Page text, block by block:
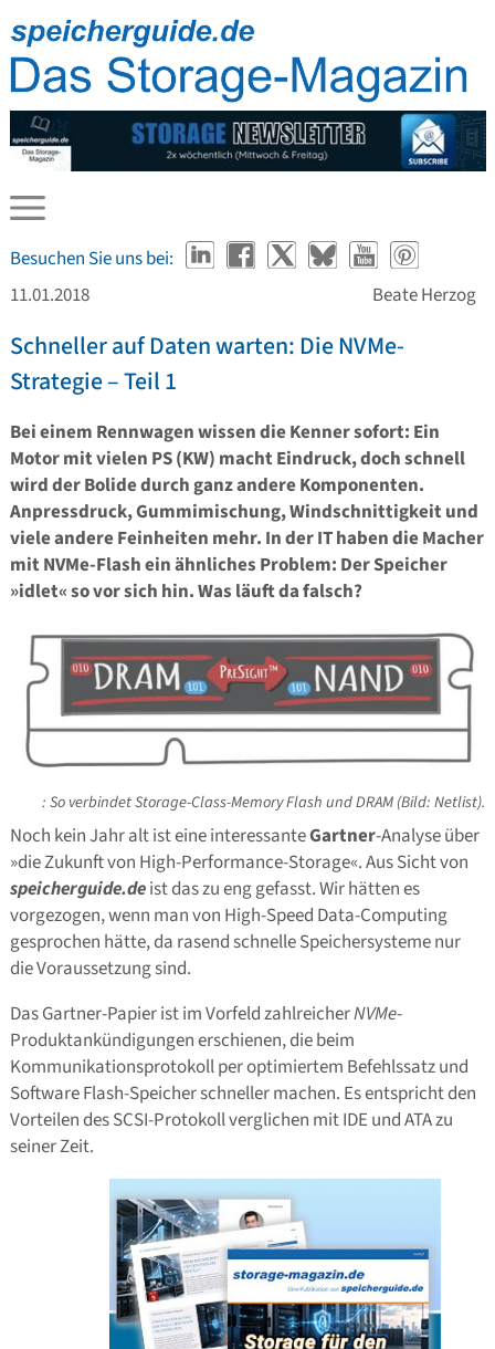
Besuchen Sie uns bei:
11.01.2018
Beate Herzog
Schneller auf Daten warten: Die NVMe-
Strategie – Teil 1
Bei einem Rennwagen wissen die Kenner sofort: Ein
Motor mit vielen PS (KW) macht Eindruck, doch schnell
wird der Bolide durch ganz andere Komponenten.
Anpressdruck, Gummimischung, Windschnittigkeit und
viele andere Feinheiten mehr. In der IT haben die Macher
mit NVMe-Flash ein ähnliches Problem: Der Speicher
»idlet« so vor sich hin. Was läuft da falsch?
: So verbindet Storage-Class-Memory Flash und DRAM (Bild: Netlist).
Noch kein Jahr alt ist eine interessanteGartner-Analyse über
»die Zukunft von High-Performance-Storage«. Aus Sicht von
speicherguide.deist das zu eng gefasst. Wir hätten es
vorgezogen, wenn man von High-Speed Data-Computing
gesprochen hätte, da rasend schnelle Speichersysteme nur
die Voraussetzung sind.
Das Gartner-Papier ist im Vorfeld zahlreicherNVMe-
Produktankündigungen erschienen, die beim
Kommunikationsprotokoll per optimiertem Befehlssatz und
Software Flash-Speicher schneller machen. Es entspricht den
Vorteilen des SCSI-Protokoll verglichen mit IDE und ATA zu
seiner Zeit.